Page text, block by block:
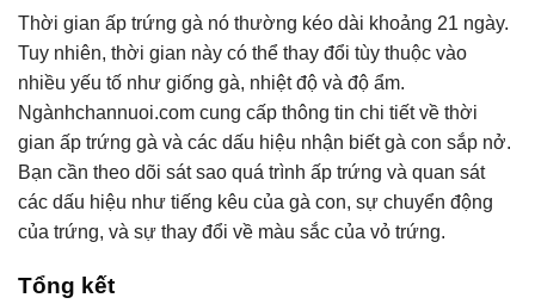
Thời gian ấp trứng gà nó thường kéo dài khoảng 21 ngày.
Tuy nhiên, thời gian này có thể thay đổi tùy thuộc vào
nhiều yếu tố như giống gà, nhiệt độ và độ ẩm.
Ngànhchannuoi.com cung cấp thông tin chi tiết về thời
gian ấp trứng gà và các dấu hiệu nhận biết gà con sắp nở.
Bạn cần theo dõi sát sao quá trình ấp trứng và quan sát
các dấu hiệu như tiếng kêu của gà con, sự chuyển động
của trứng, và sự thay đổi về màu sắc của vỏ trứng.
Tổng kết